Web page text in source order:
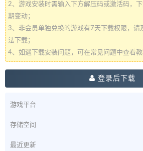
2、游戏安装时需输入下方解压码或激活码，
期变动；
3、非会员单独兑换的游戏有7天下载权限，请
法下载；
4、如遇下载安装问题，可在常见问题中查看教
登录后下载
游戏平台
存储空间
最近更新